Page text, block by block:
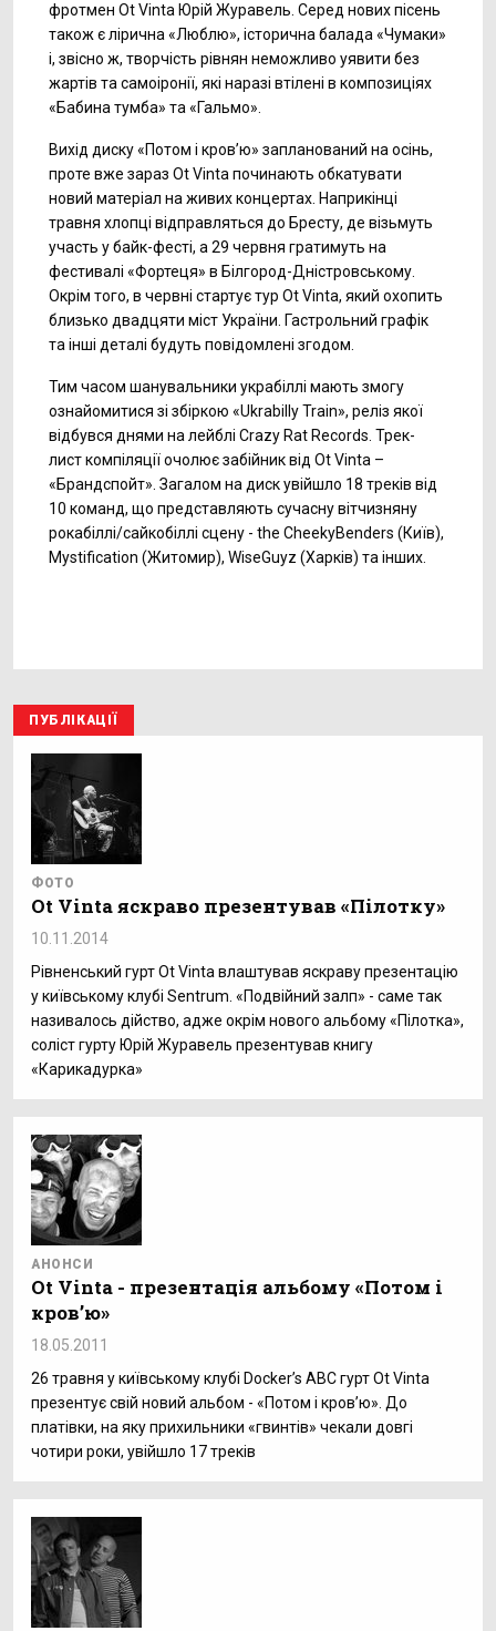
фротмен Ot Vinta Юрій Журавель. Серед нових пісень
також є лірична «Люблю», історична балада «Чумаки»
і, звісно ж, творчість рівнян неможливо уявити без
жартів та самоіронії, які наразі втілені в композиціях
«Бабина тумба» та «Гальмо».
Вихід диску «Потом і кров’ю» запланований на осінь,
проте вже зараз Ot Vinta починають обкатувати
новий матеріал на живих концертах. Наприкінці
травня хлопці відправляться до Бресту, де візьмуть
участь у байк-фесті, а 29 червня гратимуть на
фестивалі «Фортеця» в Білгород-Дністровському.
Окрім того, в червні стартує тур Ot Vinta, який охопить
близько двадцяти міст України. Гастрольний графік
та інші деталі будуть повідомлені згодом.
Тим часом шанувальники украбіллі мають змогу
ознайомитися зі збіркою «Ukrabilly Train», реліз якої
відбувся днями на лейблі Crazy Rat Records. Трек-
лист компіляції очолює забійник від Ot Vinta –
«Брандспойт». Загалом на диск увійшло 18 треків від
10 команд, що представляють сучасну вітчизняну
рокабіллі/сайкобіллі сцену - the CheekyBenders (Київ),
Mystification (Житомир), WiseGuyz (Харків) та інших.
ПУБЛІКАЦІЇ
ФОТО
Ot Vinta яскраво презентував «Пілотку»
10.11.2014
Рівненський гурт Ot Vinta влаштував яскраву презентацію
у київському клубі Sentrum. «Подвійний залп» - саме так
називалось дійство, адже окрім нового альбому «Пілотка»,
соліст гурту Юрій Журавель презентував книгу
«Карикадурка»
АНОНСИ
Ot Vinta - презентація альбому «Потом і
кров’ю»
18.05.2011
26 травня у київському клубі Docker’s АВС гурт Ot Vinta
презентує свій новий альбом - «Потом і кров’ю». До
платівки, на яку прихильники «гвинтів» чекали довгі
чотири роки, увійшло 17 треків